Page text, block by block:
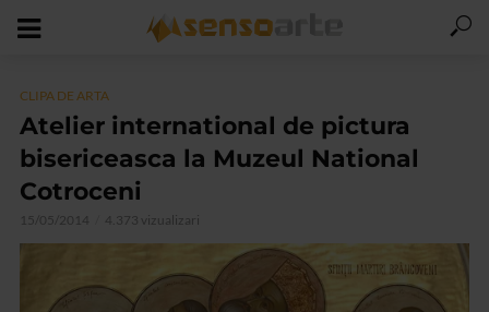
CLIPA DE ARTA
Atelier international de pictura
bisericeasca la Muzeul National
Cotroceni
15/05/2014 4.373 vizualizari